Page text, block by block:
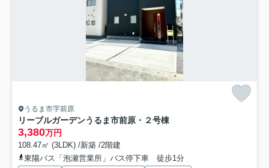
うるま市字前原
リーブルガーデンうるま市前原・２号棟
3,380万円
108.47㎡ (3LDK) /新築 /2階建
東陽バス「泡瀬営業所」バス停下車 徒歩1分